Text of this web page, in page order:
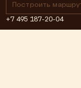
Построить
+7 495 187-20-04